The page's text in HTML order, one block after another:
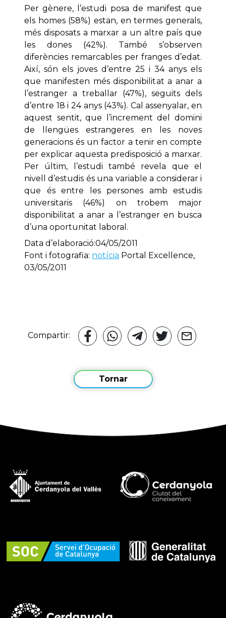
Per gènere, l’estudi posa de manifest que
els homes (58%) estan, en termes generals,
més disposats a marxar a un altre país que
les dones (42%). També s’observen
diferències remarcables per franges d’edat.
Així, són els joves d’entre 25 i 34 anys els
que manifesten més disponibilitat a anar a
l’estranger a treballar (47%), seguits dels
d’entre 18 i 24 anys (43%). Cal assenyalar, en
aquest sentit, que l’increment del domini
de llengües estrangeres en les noves
generacions és un factor a tenir en compte
per explicar aquesta predisposició a marxar.
Per últim, l’estudi també revela que el
nivell d’estudis és una variable a considerar i
que és entre les persones amb estudis
universitaris (46%) on trobem major
disponibilitat a anar a l’estranger en busca
d’una oportunitat laboral.
Data d’elaboració:04/05/2011
Font i fotografia: notícia Portal Excellence,
03/05/2011
Compartir:
Tornar